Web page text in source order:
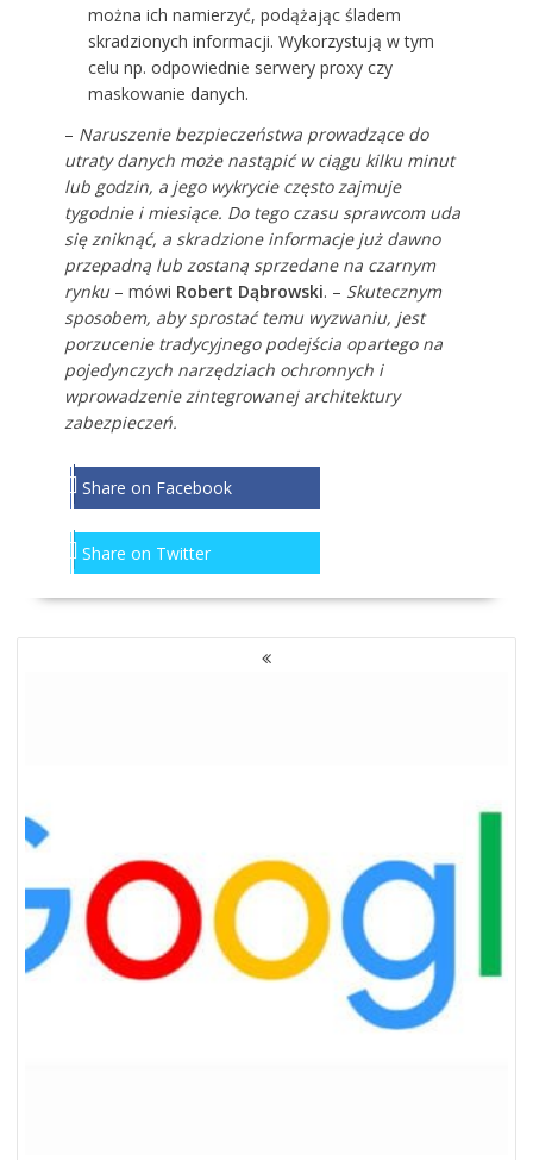
można ich namierzyć, podążając śladem
skradzionych informacji. Wykorzystują w tym
celu np. odpowiednie serwery proxy czy
maskowanie danych.
– Naruszenie bezpieczeństwa prowadzące do
utraty danych może nastąpić w ciągu kilku minut
lub godzin, a jego wykrycie często zajmuje
tygodnie i miesiące. Do tego czasu sprawcom uda
się zniknąć, a skradzione informacje już dawno
przepadną lub zostaną sprzedane na czarnym
rynku – mówi Robert Dąbrowski. – Skutecznym
sposobem, aby sprostać temu wyzwaniu, jest
porzucenie tradycyjnego podejścia opartego na
pojedynczych narzędziach ochronnych i
wprowadzenie zintegrowanej architektury
zabezpieczeń.
Share on Facebook
Share on Twitter
NAWIGACJA